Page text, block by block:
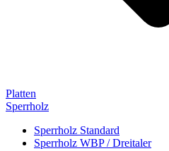
Platten
Sperrholz
Sperrholz Standard
Sperrholz WBP / Dreitaler